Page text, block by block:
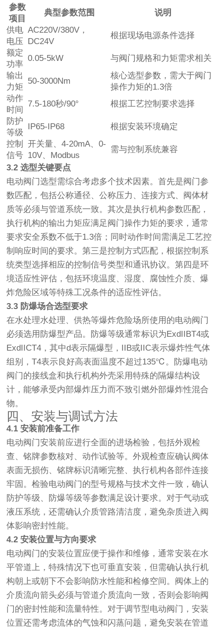
参数
项目
典型参数范围
说明
供电
电压
AC220V/380V，
DC24V
根据现场电源条件选择
额定
功率
0.05-5kW
与阀门规格和力矩需求相关
输出
力矩
50-3000Nm
核心选型参数，需大于阀门
操作力矩的1.3倍
动作
时间
7.5-180秒/90°
根据工艺控制要求选择
防护
等级
IP65-IP68
根据安装环境确定
控制
信号
开关量、4-20mA、0-
10V、Modbus
需与控制系统兼容
3.2 选型关键要点
电动阀门选型需综合考虑多个技术因素。首先是阀门参
数匹配，包括公称通径、公称压力、连接方式、阀体材
质等必须与管道系统一致。其次是执行机构参数匹配，
执行机构的输出力矩应满足阀门操作力矩的要求，通常
要求安全系数不低于1.3倍；同时动作时间需满足工艺控
制响应时间的要求。第三是控制方式匹配，根据控制系
统类型选择相应的控制信号类型和通讯协议。第四是环
境适应性评估，包括环境温度、湿度、腐蚀性介质、爆
炸危险区域等特殊工况条件的适应性评估。
3.3 防爆场合选型要求
在水处理水处理、供热等爆炸危险场所使用的电动阀门
必须选用防爆型产品。防爆等级通常标识为ExdIIBT4或
ExdIICT4，其中d表示隔爆型，IIB或IIC表示爆炸性气体
组别，T4表示良好高表面温度不超过135℃。防爆电动
阀门的接线盒和执行机构外壳采用特殊的隔爆结构设
计，能够承受内部爆炸压力而不致引燃外部爆炸性混合
物。
四、安装与调试方法
4.1 安装前准备工作
电动阀门安装前应进行全面的进场检验，包括外观检
查、铭牌参数核对、动作试验等。外观检查应确认阀体
表面无损伤、铭牌标识清晰完整、执行机构各部件连接
牢固。检验电动阀门的型号规格与技术文件一致，确认
防护等级、防爆等级等参数满足设计要求。对于气动或
液压系统，还需确认介质管路清洁度，避免杂质进入阀
体影响密封性能。
4.2 安装位置与方向要求
电动阀门的安装位置应便于操作和维修，通常安装在水
平管道上，特殊情况下也可垂直安装，但需确认执行机
构朝上或朝下不会影响防水性能和检修空间。阀体上的
介质流向箭头必须与管道介质流向一致，否则会影响阀
门的密封性能和流量特性。对于调节型电动阀门，安装
位置还需考虑流体的气蚀和闪蒸问题，避免安装在管道